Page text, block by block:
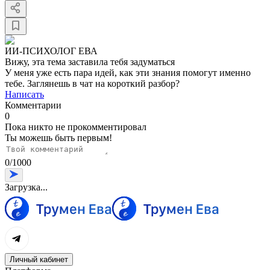
ИИ-ПСИХОЛОГ ЕВА
Вижу, эта тема заставила тебя задуматься
У меня уже есть пара идей, как эти знания помогут именно
тебе. Заглянешь в чат на короткий разбор?
Написать
Комментарии
0
Пока никто не прокомментировал
Ты можешь быть первым!
0/1000
Загрузка...
Личный кабинет